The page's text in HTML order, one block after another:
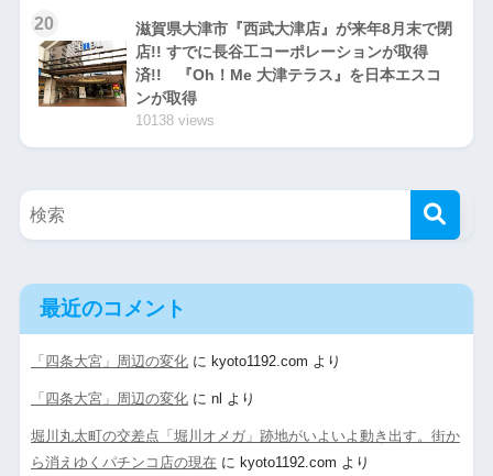
20
滋賀県大津市『西武大津店』が来年8月末で閉
店!! すでに長谷工コーポレーションが取得
済!! 『Oh！Me 大津テラス』を日本エスコ
ンが取得
10138 views
最近のコメント
「四条大宮」周辺の変化に kyoto1192.com より
「四条大宮」周辺の変化に nl より
堀川丸太町の交差点「堀川オメガ」跡地がいよいよ動き出す。街か
ら消えゆくパチンコ店の現在 に kyoto1192.com より